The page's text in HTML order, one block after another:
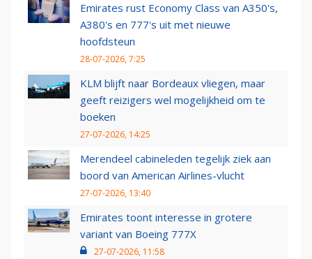
Emirates rust Economy Class van A350's,
A380's en 777's uit met nieuwe
hoofdsteun
28-07-2026, 7:25
KLM blijft naar Bordeaux vliegen, maar
geeft reizigers wel mogelijkheid om te
boeken
27-07-2026, 14:25
Merendeel cabineleden tegelijk ziek aan
boord van American Airlines-vlucht
27-07-2026, 13:40
Emirates toont interesse in grotere
variant van Boeing 777X
27-07-2026, 11:58